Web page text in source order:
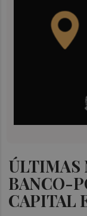
ÚLTIMAS
BANCO-
CAPITAL